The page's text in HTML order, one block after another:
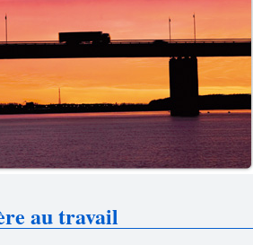
au travail